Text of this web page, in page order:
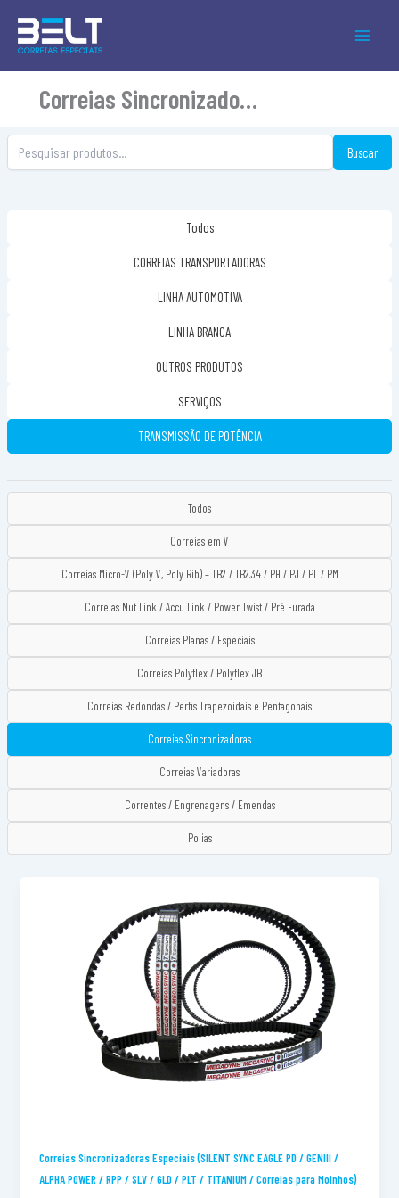
para
conteúdo
Correias Sincronizadoras
Buscar
Todos
CORREIAS TRANSPORTADORAS
LINHA AUTOMOTIVA
LINHA BRANCA
OUTROS PRODUTOS
SERVIÇOS
TRANSMISSÃO DE POTÊNCIA
Todos
Correias em V
Correias Micro-V (Poly V, Poly Rib) – TB2 / TB2.34 / PH / PJ / PL / PM
Correias Nut Link / Accu Link / Power Twist / Pré Furada
Correias Planas / Especiais
Correias Polyflex / Polyflex JB
Correias Redondas / Perfis Trapezoidais e Pentagonais
Correias Sincronizadoras
Correias Variadoras
Correntes / Engrenagens / Emendas
Polias
Correias Sincronizadoras Especiais (SILENT SYNC EAGLE PD / GENIII /
ALPHA POWER / RPP / SLV / GLD / PLT / TITANIUM / Correias para Moinhos)